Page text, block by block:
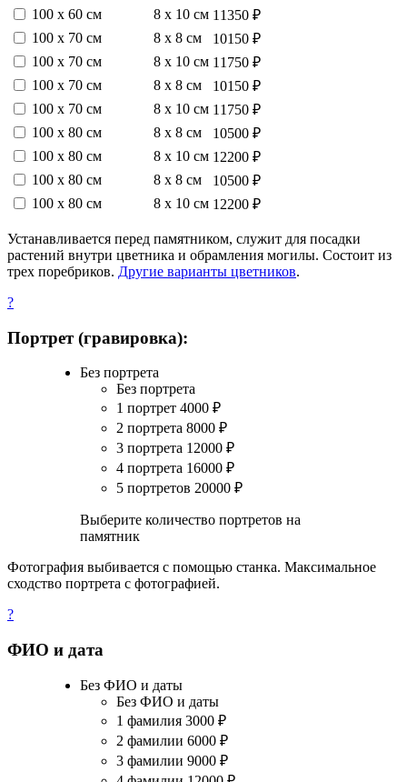
100 х 60 см
8 х 10 см 11350 ₽
100 х 70 см
8 х 8 см
10150 ₽
100 х 70 см
8 х 10 см 11750 ₽
100 х 70 см
8 х 8 см
10150 ₽
100 х 70 см
8 х 10 см 11750 ₽
100 х 80 см
8 х 8 см
10500 ₽
100 х 80 см
8 х 10 см 12200 ₽
100 х 80 см
8 х 8 см
10500 ₽
100 х 80 см
8 х 10 см 12200 ₽
Устанавливается перед памятником, служит для посадки
растений внутри цветника и обрамления могилы. Состоит из
трех поребриков. Другие варианты цветников.
?
Портрет (гравировка):
Без портрета
Без портрета
1 портрет 4000 ₽
2 портрета 8000 ₽
3 портрета 12000 ₽
4 портрета 16000 ₽
5 портретов 20000 ₽
Выберите количество портретов на
памятник
Фотография выбивается с помощью станка. Максимальное
сходство портрета с фотографией.
?
ФИО и дата
Без ФИО и даты
Без ФИО и даты
1 фамилия 3000 ₽
2 фамилии 6000 ₽
3 фамилии 9000 ₽